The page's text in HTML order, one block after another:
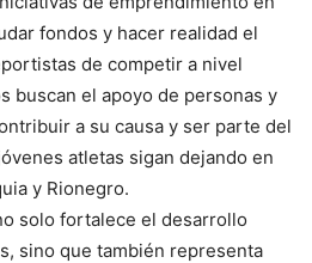
fondos y hacer realidad el
de competir a nivel
buscan el apoyo de personas y
a su causa y ser parte del
atletas sigan dejando en
y Rionegro.
solo fortalece el desarrollo
sino que también representa